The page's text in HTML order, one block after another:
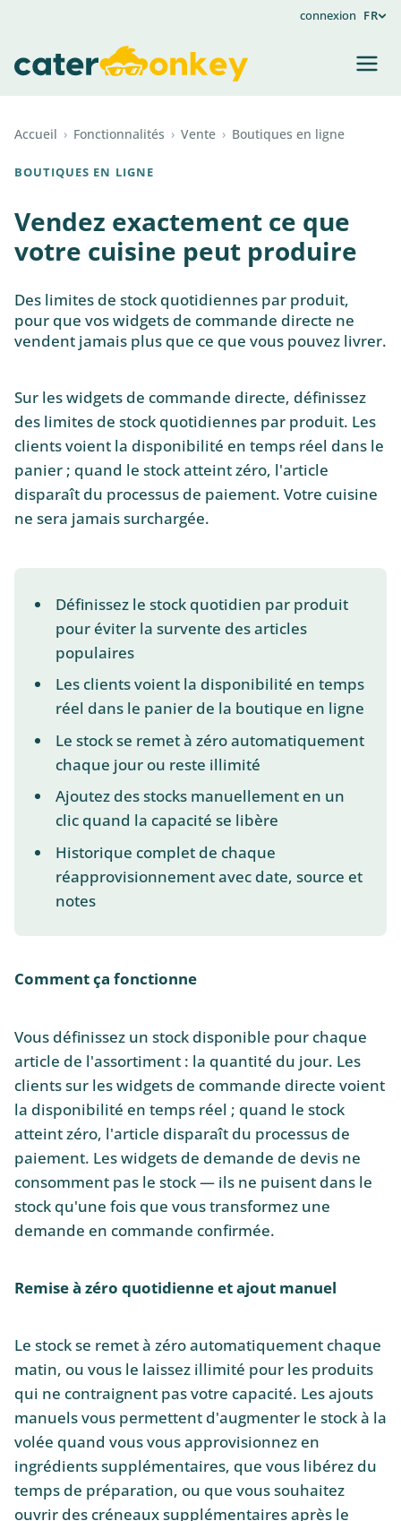
connexion FR
Accueil › Fonctionnalités › Vente › Boutiques en ligne
BOUTIQUES EN LIGNE
Vendez exactement ce que
votre cuisine peut produire
Des limites de stock quotidiennes par produit,
pour que vos widgets de commande directe ne
vendent jamais plus que ce que vous pouvez livrer.
Sur les widgets de commande directe, définissez
des limites de stock quotidiennes par produit. Les
clients voient la disponibilité en temps réel dans le
panier ; quand le stock atteint zéro, l'article
disparaît du processus de paiement. Votre cuisine
ne sera jamais surchargée.
Définissez le stock quotidien par produit
pour éviter la survente des articles
populaires
Les clients voient la disponibilité en temps
réel dans le panier de la boutique en ligne
Le stock se remet à zéro automatiquement
chaque jour ou reste illimité
Ajoutez des stocks manuellement en un
clic quand la capacité se libère
Historique complet de chaque
réapprovisionnement avec date, source et
notes
Comment ça fonctionne
Vous définissez un stock disponible pour chaque
article de l'assortiment : la quantité du jour. Les
clients sur les widgets de commande directe voient
la disponibilité en temps réel ; quand le stock
atteint zéro, l'article disparaît du processus de
paiement. Les widgets de demande de devis ne
consomment pas le stock — ils ne puisent dans le
stock qu'une fois que vous transformez une
demande en commande confirmée.
Remise à zéro quotidienne et ajout manuel
Le stock se remet à zéro automatiquement chaque
matin, ou vous le laissez illimité pour les produits
qui ne contraignent pas votre capacité. Les ajouts
manuels vous permettent d'augmenter le stock à la
volée quand vous vous approvisionnez en
ingrédients supplémentaires, que vous libérez du
temps de préparation, ou que vous souhaitez
ouvrir des créneaux supplémentaires après le